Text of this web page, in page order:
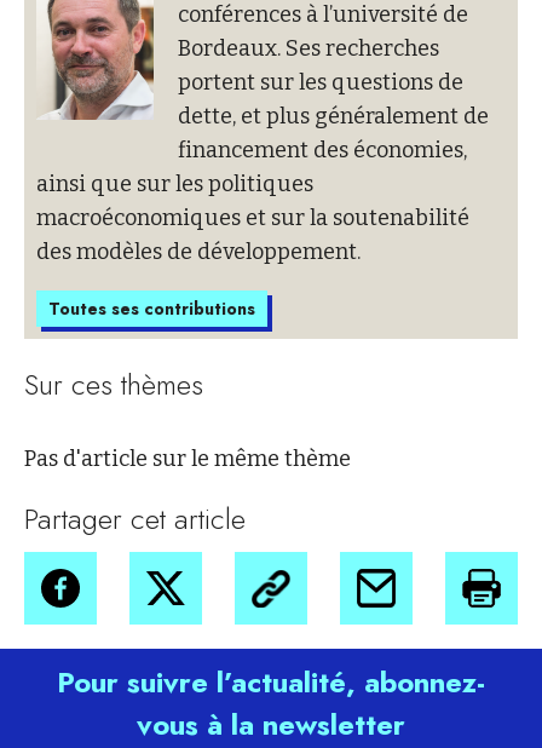
conférences à l’université de
Bordeaux. Ses recherches
portent sur les questions de
dette, et plus généralement de
financement des économies,
ainsi que sur les politiques
macroéconomiques et sur la soutenabilité
des modèles de développement.
Toutes ses contributions
Sur ces thèmes
Pas d'article sur le même thème
Partager cet article
Pour suivre l’actualité, abonnez-
vous à la newsletter